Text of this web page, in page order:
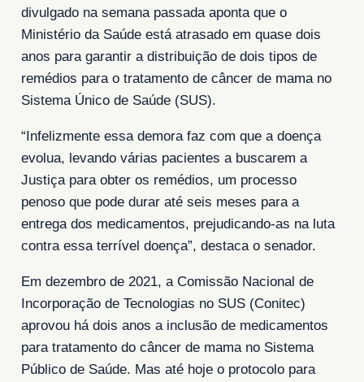
divulgado na semana passada aponta que o
Ministério da Saúde está atrasado em quase dois
anos para garantir a distribuição de dois tipos de
remédios para o tratamento de câncer de mama no
Sistema Único de Saúde (SUS).
“Infelizmente essa demora faz com que a doença
evolua, levando várias pacientes a buscarem a
Justiça para obter os remédios, um processo
penoso que pode durar até seis meses para a
entrega dos medicamentos, prejudicando-as na luta
contra essa terrível doença”, destaca o senador.
Em dezembro de 2021, a Comissão Nacional de
Incorporação de Tecnologias no SUS (Conitec)
aprovou há dois anos a inclusão de medicamentos
para tratamento do câncer de mama no Sistema
Público de Saúde. Mas até hoje o protocolo para